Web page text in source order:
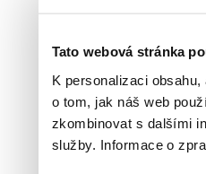
Tato webová stránka
K personalizaci
o tom, jak náš web
zkombinovat s dalšími
služby. Informace o